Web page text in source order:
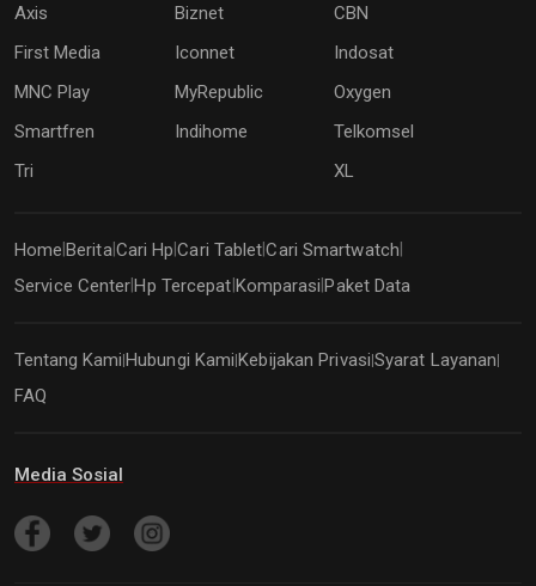
Axis Biznet
CBN
First Media
Iconnet
Indosat
MNC Play
MyRepublic
Oxygen
Smartfren
Indihome
Telkomsel
Tri
XL
Home BeritaCari Hp |Cari Tablet|Cari Smartwatch
Service Center|Hp Tercepat Komparasi |Paket Data
Tentang Kami|Hubungi Kami|Kebijakan Privasi|Syarat Layanan|
FAQ
Media Sosial